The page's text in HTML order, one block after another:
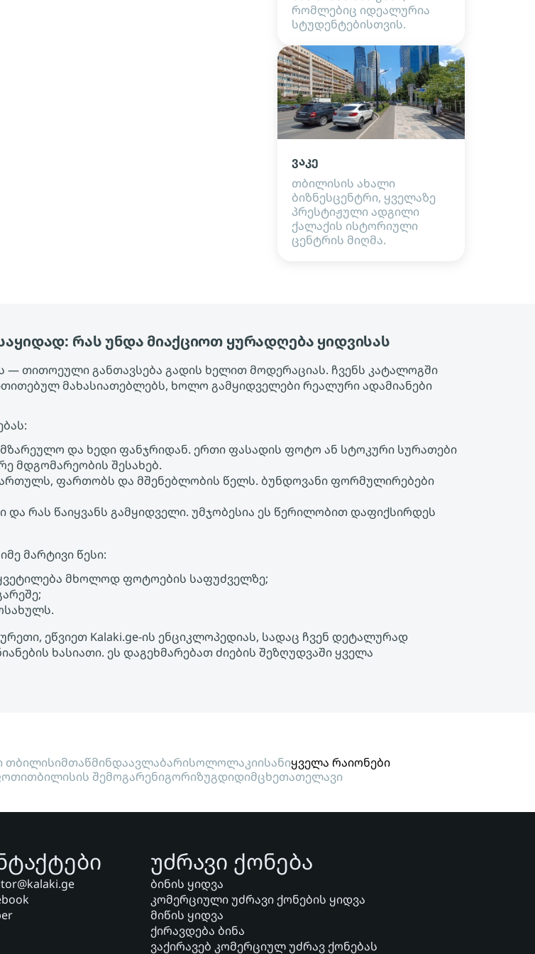
რომლებიც იდეალურია
სტუდენტებისთვის.
ვაკე
თბილისის ახალი
ბიზნესცენტრი, ყველაზე
პრესტიჟული ადგილი
ქალაქის ისტორიული
ცენტრის მიღმა.
რას უნდა მიაქციოთ ყურადღება ყიდვისას
— თითოეული განთავსება გადის ხელით მოდერაციას. ჩვენს კატალოგში
მახასიათებლებს, ხოლო გამყიდველები რეალური ადამიანები
და ხედი ფანჯრიდან. ერთი ფასადის ფოტო ან სტოკური სურათები
მდგომარეობის შესახებ.
ფართობს და მშენებლობის წელს. ბუნდოვანი ფორმულირებები
და რას წაიყვანს გამყიდველი. უმჯობესია ეს წერილობით დაფიქსირდეს
მარტივი წესი:
მხოლოდ ფოტოების საფუძველზე;
ეწვიეთ Kalaki.ge-ის ენციკლოპედიას, სადაც ჩვენ დეტალურად
ხასიათი. ეს დაგეხმარებათ ძიების შეზღუდვაში ყველა
თბილისიმთაწმინდაავლაბარისოლოლაკიისანიყველა რაიონები
თბილისის შემოგარენიგორიზუგდიდიმცხეთათელავი
უძრავი ქონება
ბინის ყიდვა
კომერციული უძრავი ქონების ყიდვა
მიწის ყიდვა
ქირავდება ბინა
ვაქირავებ კომერციულ უძრავ ქონებას